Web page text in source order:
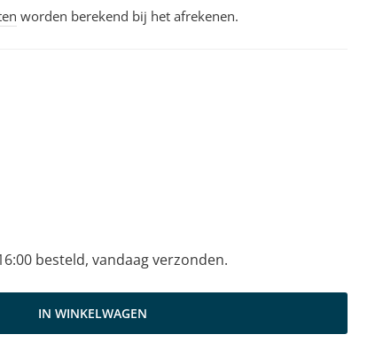
worden berekend bij het afrekenen.
besteld, vandaag verzonden.
IN WINKELWAGEN